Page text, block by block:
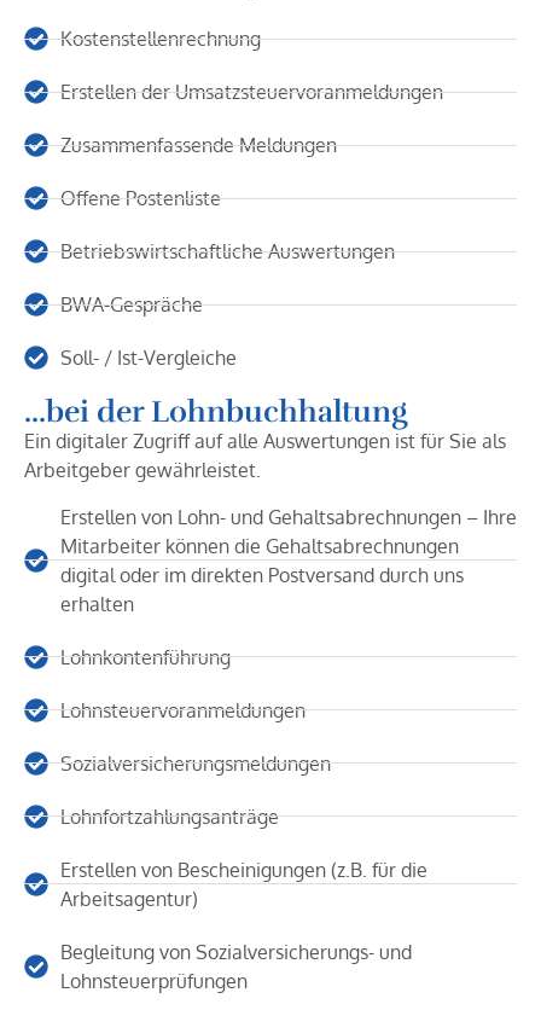
Kostenstellenrechnung
Erstellen der Umsatzsteuervoranmeldungen
Zusammenfassende Meldungen
Offene Postenliste
Betriebswirtschaftliche Auswertungen
BWA-Gespräche
Soll- / Ist-Vergleiche
...bei der Lohnbuchhaltung
Ein digitaler Zugriff auf alle Auswertungen ist für Sie als
Arbeitgeber gewährleistet.
Erstellen von Lohn- und Gehaltsabrechnungen – Ihre
Mitarbeiter können die Gehaltsabrechnungen
digital oder im direkten Postversand durch uns
erhalten
Lohnkontenführung
Lohnsteuervoranmeldungen
Sozialversicherungsmeldungen
Lohnfortzahlungsanträge
Erstellen von Bescheinigungen (z.B. für die
Arbeitsagentur)
Begleitung von Sozialversicherungs- und
Lohnsteuerprüfungen